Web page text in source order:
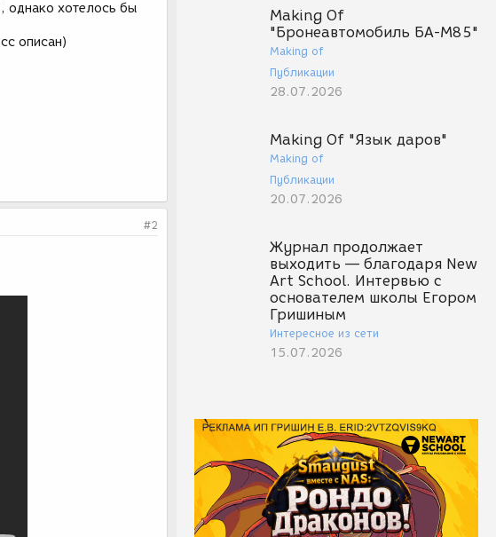
Making Of
"Бронеавтомобиль БА-М85"
Making of
Публикации
28.07.2026
Making Of "Язык даров"
Making of
Публикации
20.07.2026
Журнал продолжает
выходить — благодаря New
Art School. Интервью с
основателем школы Егором
Гришиным
Интересное из сети
15.07.2026
однако хотелось бы
описан)
#2